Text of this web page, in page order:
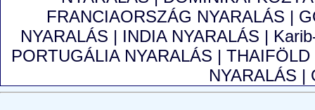
FRANCIAORSZÁG NYARALÁS |
NYARALÁS | INDIA NYARALÁS |
PORTUGÁLIA NYARALÁS |
NYARALÁS |